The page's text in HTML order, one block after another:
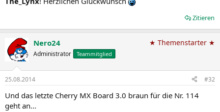
Zitieren
Nero24
Administrator Teammitglied
★ Themenstarter ★
25.08.2014 #32
Und das letzte Cherry MX Board 3.0 braun für die Nr. 114
geht an...